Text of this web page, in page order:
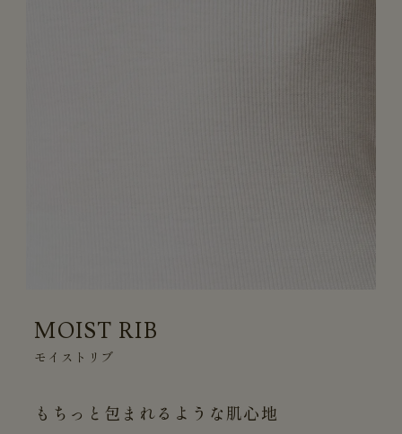
MOIST RIB
モイストリブ
もちっと包まれるような肌心地